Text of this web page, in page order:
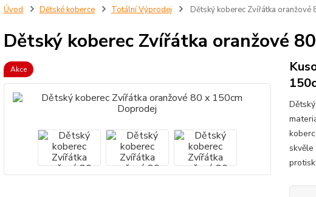
Úvod Dětské koberce Totální Výprodej Dětský koberec Zvířátka
Dětský koberec Zvířátka oranžové
Akce